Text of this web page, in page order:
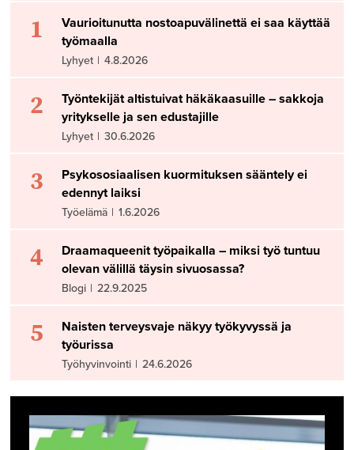
1
Vaurioitunutta nostoapuvälinettä ei saa käyttää
työmaalla
Lyhyet | 4.8.2026
2
Työntekijät altistuivat häkäkaasuille – sakkoja
yritykselle ja sen edustajille
Lyhyet | 30.6.2026
3
Psykososiaalisen kuormituksen sääntely ei
edennyt laiksi
Työelämä | 1.6.2026
4
Draamaqueenit työpaikalla – miksi työ tuntuu
olevan välillä täysin sivuosassa?
Blogi | 22.9.2025
5
Naisten terveysvaje näkyy työkyvyssä ja
työurissa
Työhyvinvointi | 24.6.2026